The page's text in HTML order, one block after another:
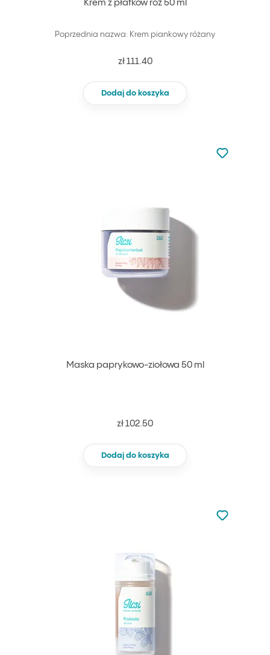
Krem z płatków róż 50 ml
Poprzednia nazwa: Krem piankowy różany
zł 111.40
Dodaj do koszyka
Maska paprykowo-ziołowa 50 ml
zł 102.50
Dodaj do koszyka
Nie dodano
Dodaj do
Nie dodano
Dodaj do